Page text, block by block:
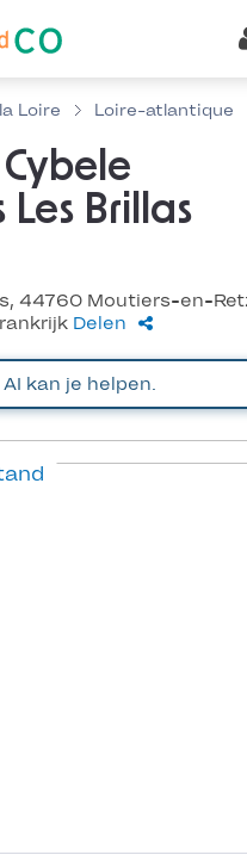
Loire Loire-atlantique
Les Brillas
44760 Moutiers-en-
Delen